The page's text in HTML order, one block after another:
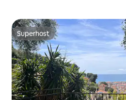
Superhost
Superhost